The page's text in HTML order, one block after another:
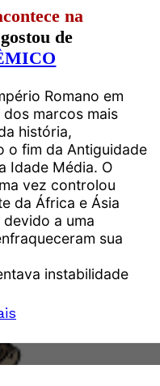
na
de
Romano em
dos marcos mais
história,
o fim da Antiguidade
Idade Média. O
vez controlou
da África e Ásia
a uma
sua
instabilidade